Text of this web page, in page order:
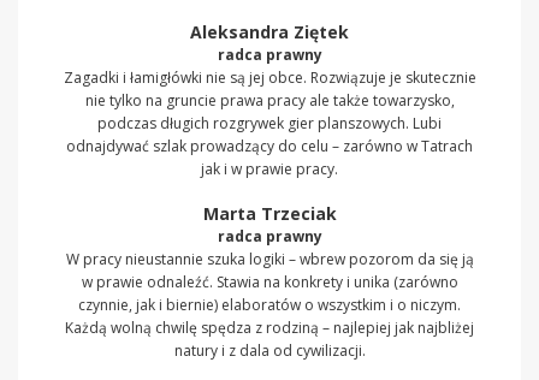
Aleksandra Ziętek
radca prawny
Zagadki i łamigłówki nie są jej obce. Rozwiązuje je skutecznie
nie tylko na gruncie prawa pracy ale także towarzysko,
podczas długich rozgrywek gier planszowych. Lubi
odnajdywać szlak prowadzący do celu – zarówno w Tatrach
jak i w prawie pracy.
Marta Trzeciak
radca prawny
W pracy nieustannie szuka logiki – wbrew pozorom da się ją
w prawie odnaleźć. Stawia na konkrety i unika (zarówno
czynnie, jak i biernie) elaboratów o wszystkim i o niczym.
Każdą wolną chwilę spędza z rodziną – najlepiej jak najbliżej
natury i z dala od cywilizacji.